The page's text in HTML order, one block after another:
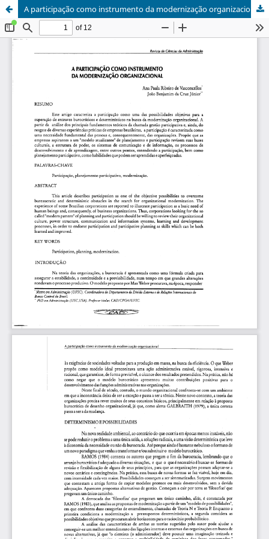
A participação como instrumento da modernização organizacional